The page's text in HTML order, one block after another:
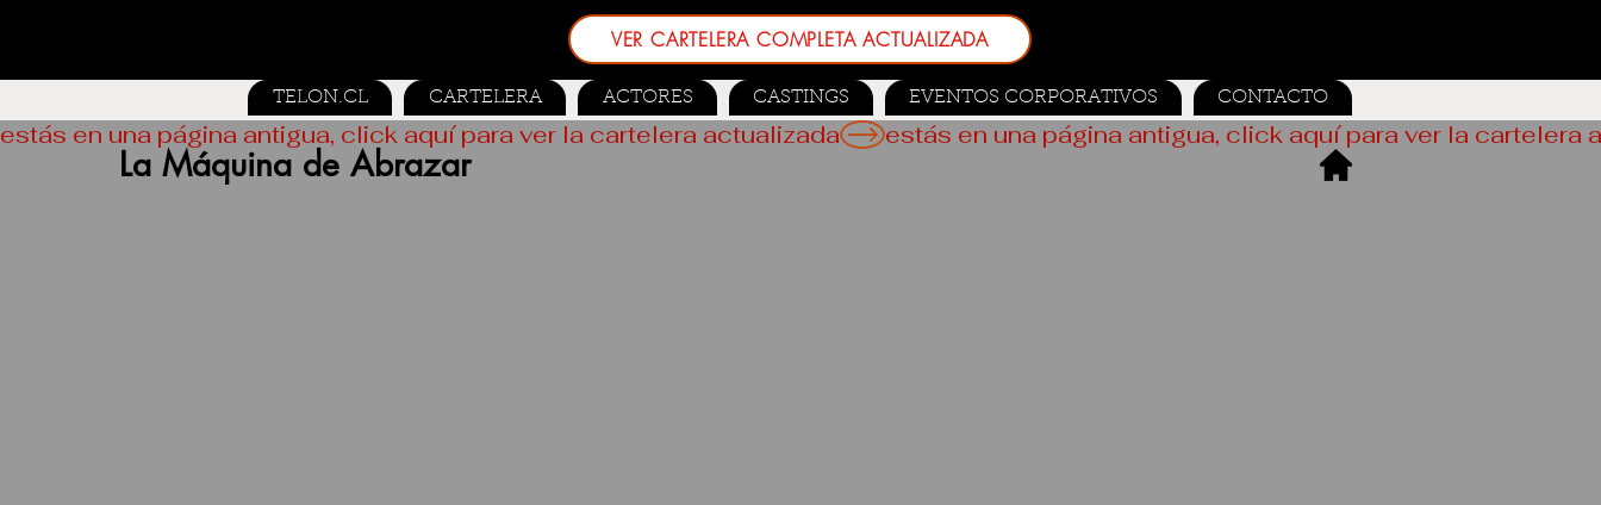
VER CARTELERA COMPLETA ACTUALIZADA
TELON.CL CARTELERA ACTORES CASTINGS EVENTOS CORPORATIVOS CONTACTO
La Máquina de Abrazar
estás en una página antigua, click aquí para ver la cartelera actualizada